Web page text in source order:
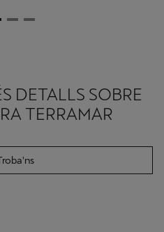
DETALLS SOBRE
TERRAMAR